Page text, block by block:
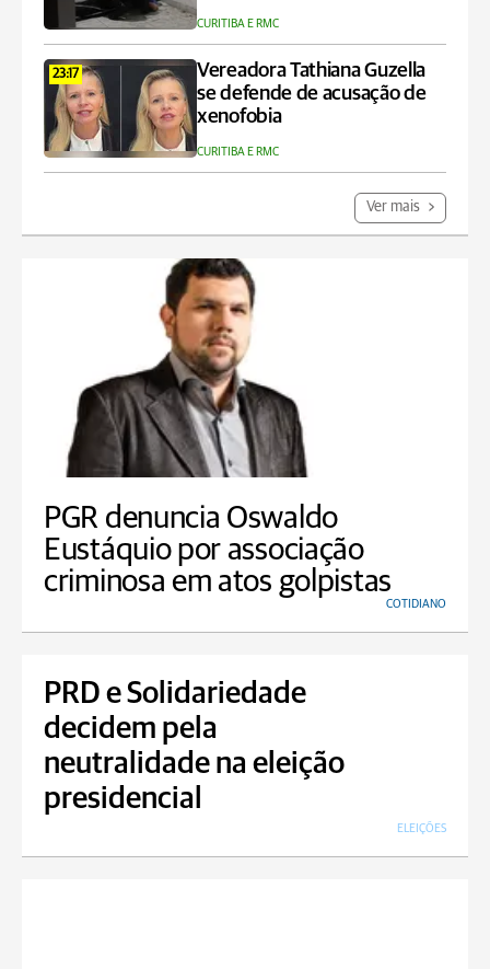
CURITIBA E RMC
23:17
Vereadora Tathiana Guzella
se defende de acusação de
xenofobia
CURITIBA E RMC
Ver mais
PGR denuncia Oswaldo
Eustáquio por associação
criminosa em atos golpistas
COTIDIANO
PRD e Solidariedade
decidem pela
neutralidade na eleição
presidencial
ELEIÇÕES